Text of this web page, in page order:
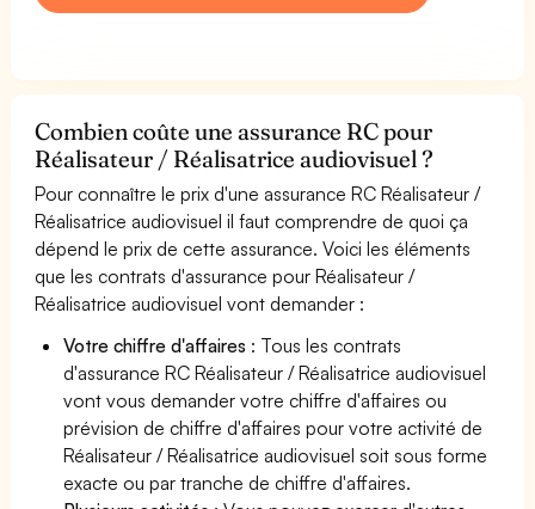
Combien coûte une assurance RC pour
Réalisateur / Réalisatrice audiovisuel ?
Pour connaître le prix d'une assurance RC Réalisateur /
Réalisatrice audiovisuel il faut comprendre de quoi ça
dépend le prix de cette assurance. Voici les éléments
que les contrats d'assurance pour Réalisateur /
Réalisatrice audiovisuel vont demander :
Votre chiffre d'affaires : Tous les contrats
d'assurance RC Réalisateur / Réalisatrice audiovisuel
vont vous demander votre chiffre d'affaires ou
prévision de chiffre d'affaires pour votre activité de
Réalisateur / Réalisatrice audiovisuel soit sous forme
exacte ou par tranche de chiffre d'affaires.